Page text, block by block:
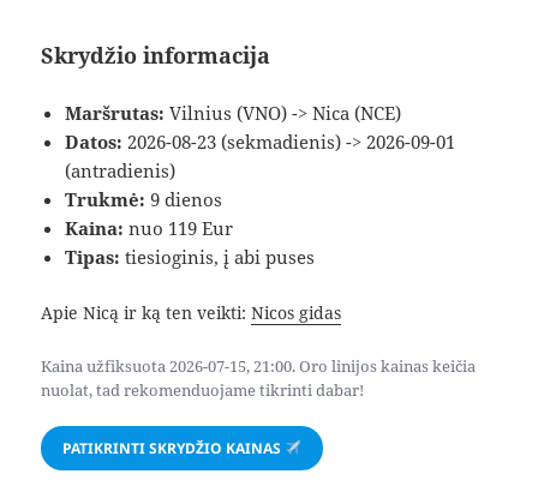
Skrydžio informacija
Maršrutas: Vilnius (VNO) -> Nica (NCE)
Datos: 2026-08-23 (sekmadienis) -> 2026-09-01
(antradienis)
Trukmė: 9 dienos
Kaina: nuo 119 Eur
Tipas: tiesioginis, į abi puses
Apie Nicą ir ką ten veikti:Nicos gidas
Kaina užfiksuota 2026-07-15, 21:00. Oro linijos kainas keičia
nuolat, tad rekomenduojame tikrinti dabar!
PATIKRINTI SKRYDŽIO KAINAS